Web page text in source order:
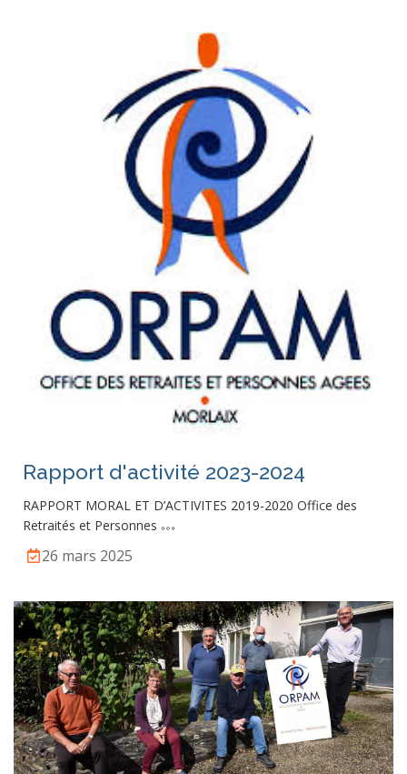
Rapport d'activité 2023-2024
RAPPORT MORAL ET D’ACTIVITES 2019-2020 Office des
Retraités et Personnes
26 mars 2025